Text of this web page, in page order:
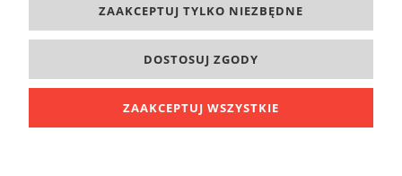
O FIRMIE
ZAAKCEPTUJ TYLKO NIEZBĘDNE
DOSTOSUJ ZGODY
ZAAKCEPTUJ WSZYSTKIE